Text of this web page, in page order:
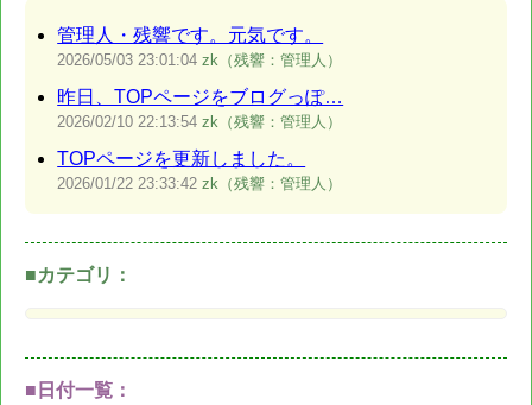
管理人・残響です。元気です。
2026/05/03 23:01:04 zk（残響：管理人）
昨日、TOPページをブログっぽ…
2026/02/10 22:13:54 zk（残響：管理人）
TOPページを更新しました。
2026/01/22 23:33:42 zk（残響：管理人）
■カテゴリ：
■日付一覧：